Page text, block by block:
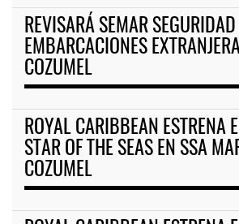
REVISARÁ SEMAR
EMBARCACIONES
COZUMEL
ROYAL CARIBBEAN ESTRENA
STAR OF THE SEAS EN SSA
COZUMEL